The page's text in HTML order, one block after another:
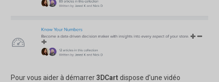
Pour vous aider à démarrer3DCart dispose d'une vidéo